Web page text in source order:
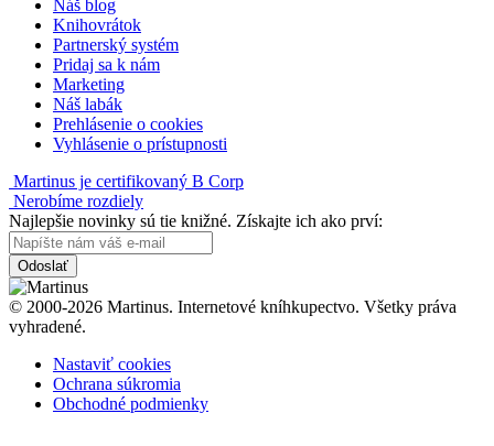
Náš blog
Knihovrátok
Partnerský systém
Pridaj sa k nám
Marketing
Náš labák
Prehlásenie o cookies
Vyhlásenie o prístupnosti
Martinus je certifikovaný B Corp
Nerobíme rozdiely
Najlepšie novinky sú tie knižné. Získajte ich ako prví:
Odoslať
© 2000-2026 Martinus. Internetové kníhkupectvo. Všetky práva
vyhradené.
Nastaviť cookies
Ochrana súkromia
Obchodné podmienky